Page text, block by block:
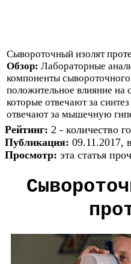
Сывороточный изолят
Обзор: Лабораторные
компоненты
положительное влияние на
которые отвечают за
отвечают за мышечную
Рейтинг: 2 - количество
Публикация: 09.11.2017,
Просмотр: эта статья